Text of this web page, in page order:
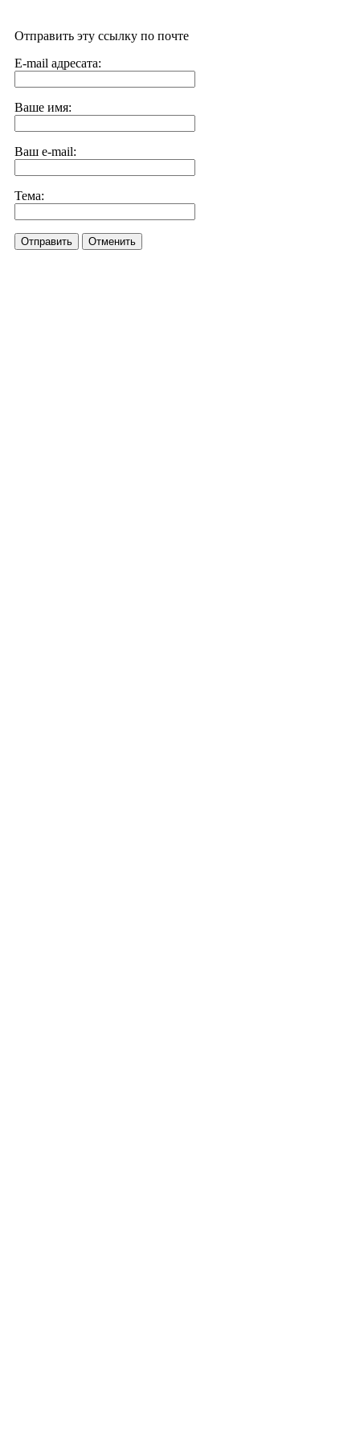
Отправить эту ссылку по почте
E-mail адресата:
Ваше имя:
Ваш e-mail:
Тема:
Отправить Отменить